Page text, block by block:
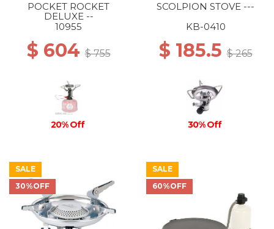
POCKET ROCKET
DELUXE --
10955
$ 604$ 755
20% Off
SCOLPION STOVE ---
KB-0410
$ 185.5$ 265
30% Off
SALE
30%OFF
SALE
60%OFF